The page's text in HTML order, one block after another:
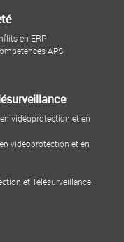
en ERP
APS
vidéoprotection et en
vidéoprotection et en
et Télésurveillance